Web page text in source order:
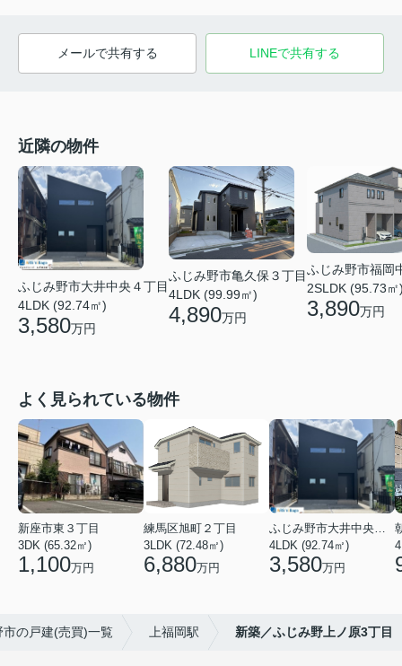
メールで共有する LINEで共有する
近隣の物件
ふじみ野市大井中央４丁目
4LDK (92.74㎡)
3,580万円
ふじみ野市亀久保３丁目
4LDK (99.99㎡)
4,890万円
ふじみ野市福岡
2SLDK (95.73㎡
3,890万円
よく見られている物件
新座市東３丁目
3DK (65.32㎡)
1,100万円
練馬区旭町２丁目
3LDK (72.48㎡)
6,880万円
4LDK (92.74㎡)
3,580万円
市の戸建(売買)一覧 上福岡駅 新築／ふじみ野上ノ原3丁目